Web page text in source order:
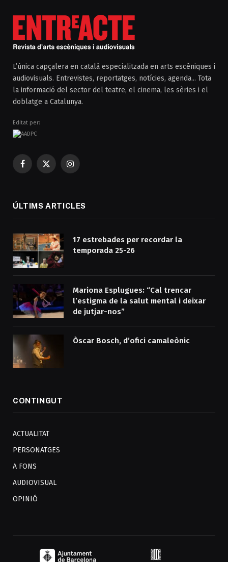
L’única capçalera en català especialitzada en arts escèniques i
audiovisuals. Entrevistes, reportatges, notícies, agenda... Tota
la informació del sector del teatre, el cinema, les sèries i el
doblatge a Catalunya.
Editat per:
Facebook
X
Instagram
ÚLTIMS ARTICLES
17 estrebades per recordar la
temporada 25-26
Mariona Esplugues: “Cal trencar
l’estigma de la salut mental i deixar
de jutjar-nos”
Òscar Bosch, d’ofici camaleònic
CONTINGUT
ACTUALITAT
PERSONATGES
A FONS
AUDIOVISUAL
OPINIÓ